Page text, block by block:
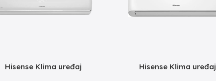
Hisense Klima uređaj
Hisense Klima uređaj